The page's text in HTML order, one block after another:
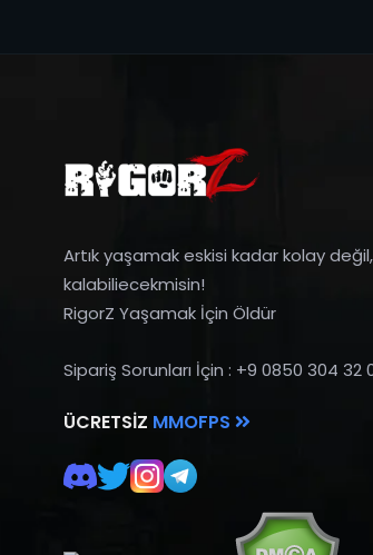
Artık yaşamak eskisi kadar kolay
kalabiliecekmisin!
RigorZ Yaşamak İçin Öldür
Sipariş Sorunları İçin : +9 0850 304 32
ÜCRETSIZ MMOFPS